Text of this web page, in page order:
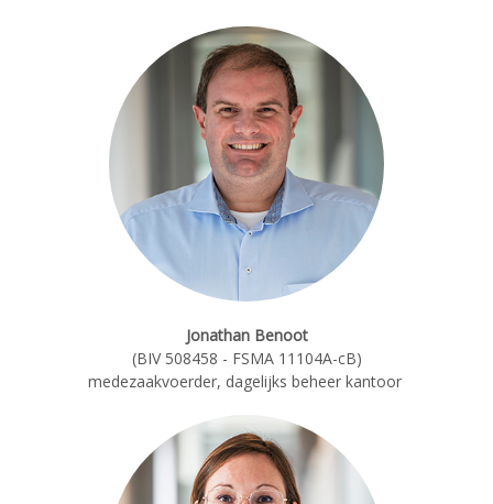
Jonathan Benoot
(BIV 508458 - FSMA 11104A-cB)
medezaakvoerder, dagelijks beheer kantoor